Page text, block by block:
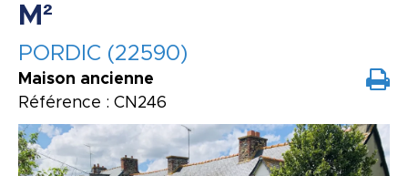
M²
PORDIC (22590)
Maison ancienne
Référence : CN246